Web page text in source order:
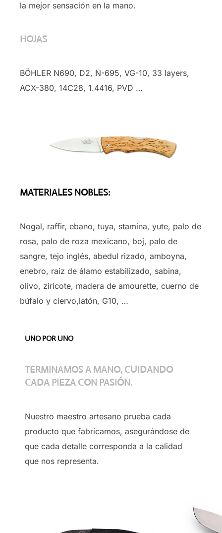
la mejor sensación en la mano.
HOJAS
BÖHLER N690, D2, N-695, VG-10, 33 layers,
ACX-380, 14C28, 1.4416, PVD …
MATERIALES NOBLES:
Nogal, raffir, ebano, tuya, stamina, yute, palo de
rosa, palo de roza mexicano, boj, palo de
sangre, tejo inglés, abedul rizado, amboyna,
enebro, raiz de álamo estabilizado, sabina,
olivo, ziricote, madera de amourette, cuerno de
búfalo y ciervo,latón, G10, …
UNO POR UNO
TERMINAMOS A MANO, CUIDANDO
CADA PIEZA CON PASIÓN.
Nuestro maestro artesano prueba cada
producto que fabricamos, asegurándose de
que cada detalle corresponda a la calidad
que nos representa.